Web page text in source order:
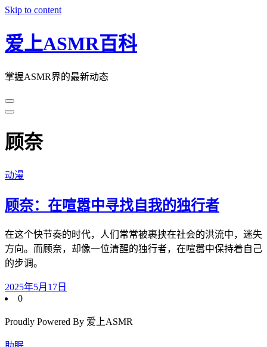
Skip to content
爱上ASMR百科
掌握ASMR界的最新动态
顾奈
动漫
顾奈：在喧嚣中寻找自我的独行者
在这个快节奏的时代，人们常常被裹挟在社会的洪流中，迷失
方向。而顾奈，却像一位清醒的独行者，在喧嚣中保持着自己
的步调。
2025年5月17日
0
Proudly Powered By 爱上ASMR